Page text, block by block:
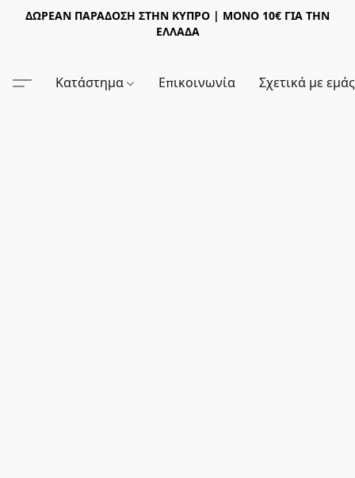
ΔΩΡΕΑΝ ΠΑΡΑΔΟΣΗ ΣΤΗΝ ΚΥΠΡΟ | ΜΟΝΟ 10€ ΓΙΑ ΤΗΝ
ΕΛΛΑΔΑ
Κατάστημα Επικοινωνία Σχετικά με εμάς